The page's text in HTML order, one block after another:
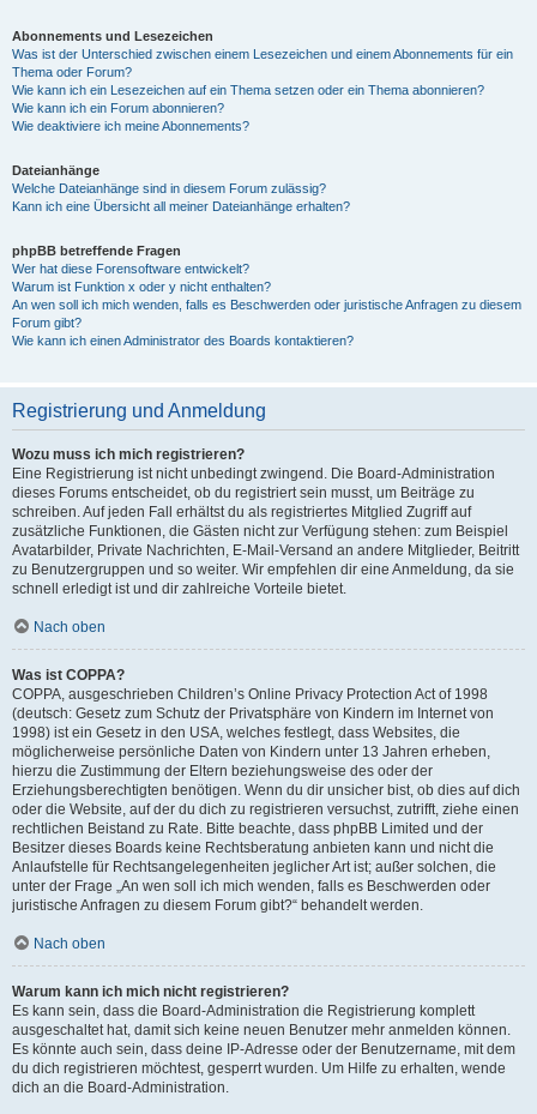
Abonnements und Lesezeichen
Was ist der Unterschied zwischen einem Lesezeichen und einem Abonnements für ein
Thema oder Forum?
Wie kann ich ein Lesezeichen auf ein Thema setzen oder ein Thema abonnieren?
Wie kann ich ein Forum abonnieren?
Wie deaktiviere ich meine Abonnements?
Dateianhänge
Welche Dateianhänge sind in diesem Forum zulässig?
Kann ich eine Übersicht all meiner Dateianhänge erhalten?
phpBB betreffende Fragen
Wer hat diese Forensoftware entwickelt?
Warum ist Funktion x oder y nicht enthalten?
An wen soll ich mich wenden, falls es Beschwerden oder juristische Anfragen zu diesem
Forum gibt?
Wie kann ich einen Administrator des Boards kontaktieren?
Registrierung und Anmeldung
Wozu muss ich mich registrieren?
Eine Registrierung ist nicht unbedingt zwingend. Die Board-Administration
dieses Forums entscheidet, ob du registriert sein musst, um Beiträge zu
schreiben. Auf jeden Fall erhältst du als registriertes Mitglied Zugriff auf
zusätzliche Funktionen, die Gästen nicht zur Verfügung stehen: zum Beispiel
Avatarbilder, Private Nachrichten, E-Mail-Versand an andere Mitglieder, Beitritt
zu Benutzergruppen und so weiter. Wir empfehlen dir eine Anmeldung, da sie
schnell erledigt ist und dir zahlreiche Vorteile bietet.
Nach oben
Was ist COPPA?
COPPA, ausgeschrieben Children’s Online Privacy Protection Act of 1998
(deutsch: Gesetz zum Schutz der Privatsphäre von Kindern im Internet von
1998) ist ein Gesetz in den USA, welches festlegt, dass Websites, die
möglicherweise persönliche Daten von Kindern unter 13 Jahren erheben,
hierzu die Zustimmung der Eltern beziehungsweise des oder der
Erziehungsberechtigten benötigen. Wenn du dir unsicher bist, ob dies auf dich
oder die Website, auf der du dich zu registrieren versuchst, zutrifft, ziehe einen
rechtlichen Beistand zu Rate. Bitte beachte, dass phpBB Limited und der
Besitzer dieses Boards keine Rechtsberatung anbieten kann und nicht die
Anlaufstelle für Rechtsangelegenheiten jeglicher Art ist; außer solchen, die
unter der Frage „An wen soll ich mich wenden, falls es Beschwerden oder
juristische Anfragen zu diesem Forum gibt?“ behandelt werden.
Nach oben
Warum kann ich mich nicht registrieren?
Es kann sein, dass die Board-Administration die Registrierung komplett
ausgeschaltet hat, damit sich keine neuen Benutzer mehr anmelden können.
Es könnte auch sein, dass deine IP-Adresse oder der Benutzername, mit dem
du dich registrieren möchtest, gesperrt wurden. Um Hilfe zu erhalten, wende
dich an die Board-Administration.